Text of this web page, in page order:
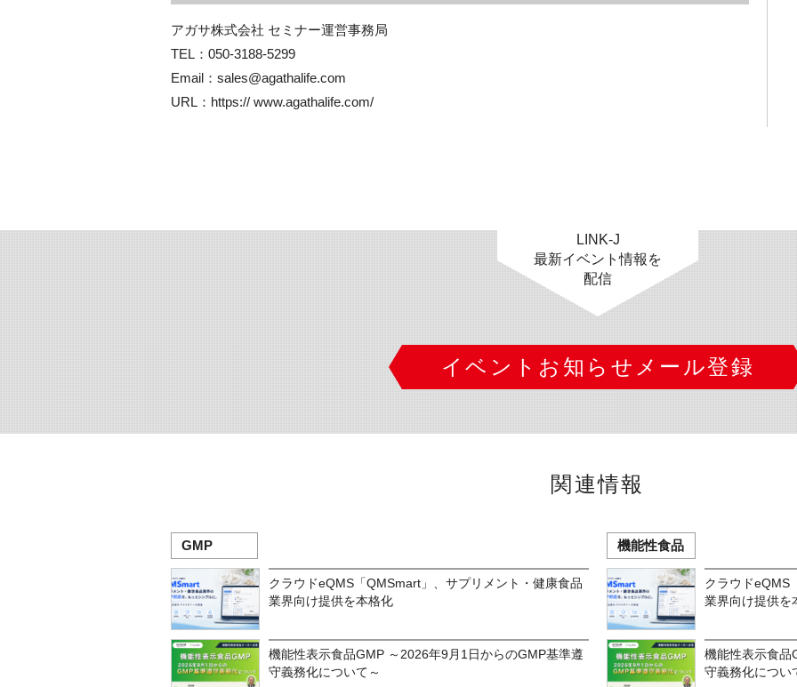
アガサ株式会社 セミナー運営事務局
TEL：050-3188-5299
Email：sales@agathalife.com
URL：https:// www.agathalife.com/
LINK-J
最新イベント情報を
配信
イベントお知らせメール登録
関連情報
GMP
クラウドeQMS「QMSmart」、サプリメント・健康食品
業界向け提供を本格化
機能性表示食品GMP ～2026年9月1日からのGMP基準遵
守義務化について～
機能性食品
クラウドeQMS
業界向け提供を
機能性表示食品
守義務化につい